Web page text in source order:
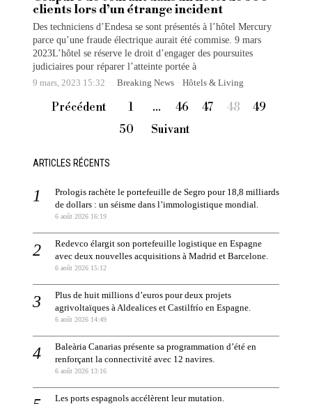
clients lors d’un étrange incident
Des techniciens d’Endesa se sont présentés à l’hôtel Mercury
parce qu’une fraude électrique aurait été commise. 9 mars
2023L’hôtel se réserve le droit d’engager des poursuites
judiciaires pour réparer l’atteinte portée à
9 mars, 2023 15:32 Breaking News · Hôtels & Living
Précédent 1 … 46 47 48
49
50
Suivant
ARTICLES RÉCENTS
Prologis rachète le portefeuille de Segro pour 18,8 milliards
de dollars : un séisme dans l’immologistique mondial.
6 août 2026 16:19
Redevco élargit son portefeuille logistique en Espagne
avec deux nouvelles acquisitions à Madrid et Barcelone.
6 août 2026 15:12
Plus de huit millions d’euros pour deux projets
agrivoltaïques à Aldealices et Castilfrío en Espagne.
6 août 2026 14:49
Baleària Canarias présente sa programmation d’été en
renforçant la connectivité avec 12 navires.
6 août 2026 13:16
Les ports espagnols accélèrent leur mutation.